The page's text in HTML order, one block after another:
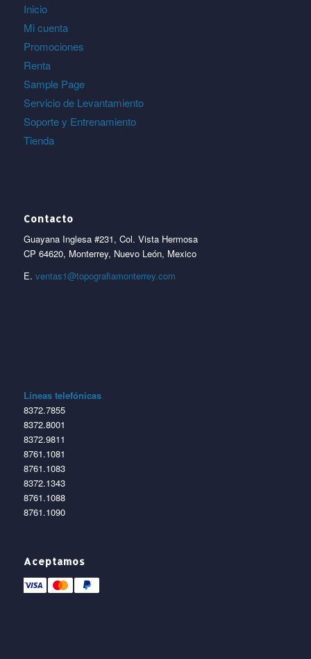
Inicio
Mi cuenta
Promociones
Renta
Sample Page
Servicio de Levantamiento
Soporte y Entrenamiento
Tienda
Contacto
Guayana Inglesa #231, Col. Vista Hermosa
CP 64620, Monterrey, Nuevo León, Mexico
E. ventas1@topografiamonterrey.com
Líneas telefónicas
8372.7855
8372.8001
8372.9811
8761.1081
8761.1083
8372.1343
8761.1088
8761.1090
Aceptamos